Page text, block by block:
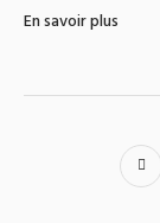
En savoir plus